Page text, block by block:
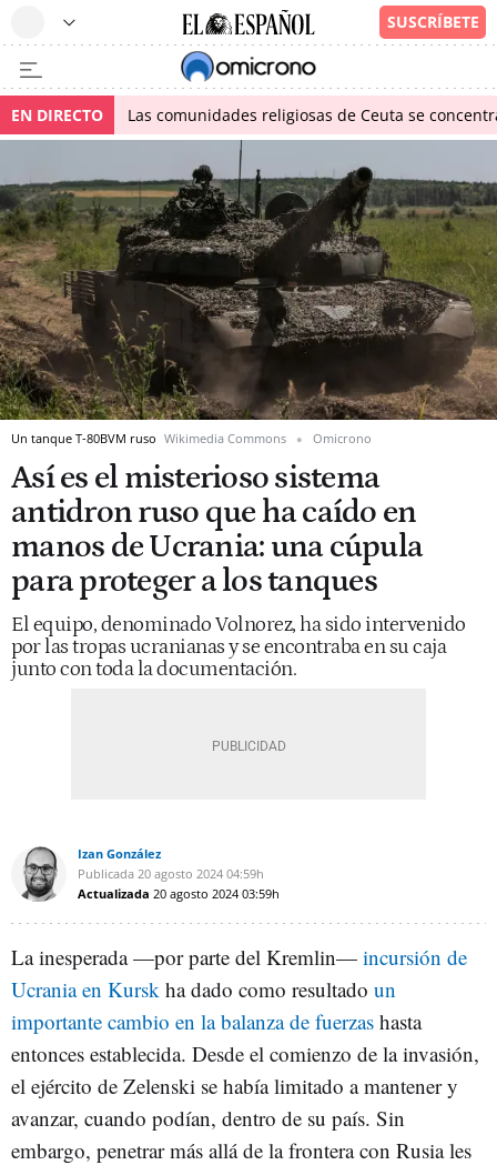
EN DIRECTO Las comunidades religiosas de Ceuta se
Un tanque T-80BVM ruso Wikimedia Commons Omicrono
Así es el misterioso sistema
antidron ruso que ha caído en
manos de Ucrania: una cúpula
para proteger a los tanques
El equipo, denominado Volnorez, ha sido intervenido
por las tropas ucranianas y se encontraba en su caja
junto con toda la documentación.
Izan González
Publicada 20 agosto 2024 04:59h
Actualizada 20 agosto 2024 03:59h
La inesperada —por parte del Kremlin— incursión de
Ucrania en Kursk ha dado como resultado un
importante cambio en la balanza de fuerzas hasta
entonces establecida. Desde el comienzo de la invasión,
el ejército de Zelenski se había limitado a mantener y
avanzar, cuando podían, dentro de su país. Sin
embargo, penetrar más allá de la frontera con Rusia les